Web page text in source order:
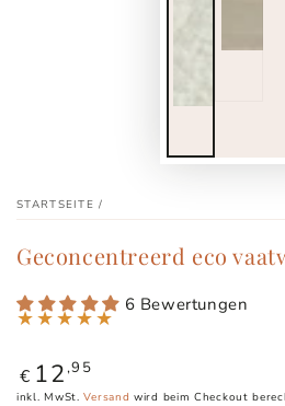
STARTSEITE /
Geconcentreerd eco
6 Bewertungen
Regulärer
Preis
€ 12 ,95
inkl. MwSt.Versand wird beim Checkout